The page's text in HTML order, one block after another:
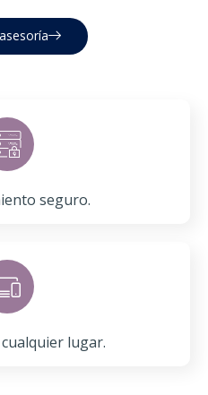
seguro​.
lugar​.